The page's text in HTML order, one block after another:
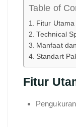
Table of
Fitur
Technical
Manfaat
Standart
Fitur